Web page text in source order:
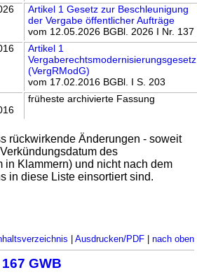
Artikel 1 Gesetz zur Beschleunigung
der Vergabe öffentlicher Aufträge
vom 12.05.2026 BGBl. 2026 I Nr. 137
Artikel 1
Vergaberechtsmodernisierungsgesetz
(VergRModG)
vom 17.02.2016 BGBl. I S. 203
früheste archivierte Fassung
rückwirkende Änderungen - soweit
des
in Klammern) und nicht nach dem
in diese Liste einsortiert sind.
| Ausdrucken/PDF| nach oben
GWB